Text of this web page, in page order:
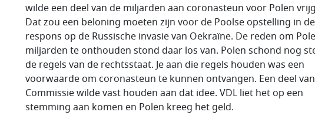
wilde een deel van de miljarden aan coronasteun voor Polen
Dat zou een beloning moeten zijn voor de Poolse opstelling in de
respons op de Russische invasie van Oekraïne. De reden om
miljarden te onthouden stond daar los van. Polen schond nog
de regels van de rechtsstaat. Je aan die regels houden was een
voorwaarde om coronasteun te kunnen ontvangen. Een deel
Commissie wilde vast houden aan dat idee. VDL liet het op een
stemming aan komen en Polen kreeg het geld.